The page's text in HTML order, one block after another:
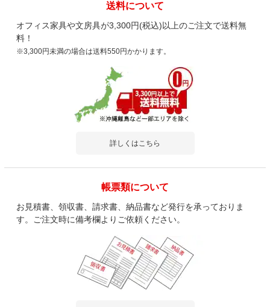
送料について
オフィス家具や文房具が3,300円(税込)以上のご注文で送料無
料！
※3,300円未満の場合は送料550円かかります。
詳しくはこちら
帳票類について
お見積書、領収書、請求書、納品書など発行を承っておりま
す。ご注文時に備考欄よりご依頼ください。